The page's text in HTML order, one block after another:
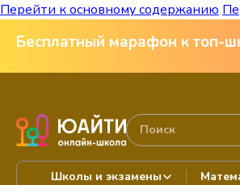
Перейти к основному содержанию
Бесплатный марафон к топ-
Школы и экзамены